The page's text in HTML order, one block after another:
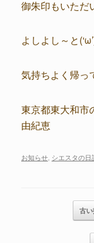
御朱印もいただ
よしよし～と
気持ちよく帰っ
東京都東大和市
由紀恵
お知らせ, シエスタの日
記事のナビゲーシ
古